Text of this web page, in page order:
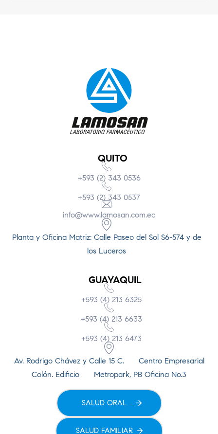
QUITO
+593 (2) 343 0536
+593 (2) 343 0537
info@www.lamosan.com.ec
Planta y Oficina Matriz: Calle Paseo del Sol S6-574 y de
los Luceros
GUAYAQUIL
+593 (4) 213 6325
+593 (4) 213 6633
+593 (4) 213 6473
Av. Rodrigo Chávez y Calle 15 C. Centro Empresarial
Colón. Edificio Metropark, PB Oficina No.3
SALUD ORAL
SALUD FAMILIAR